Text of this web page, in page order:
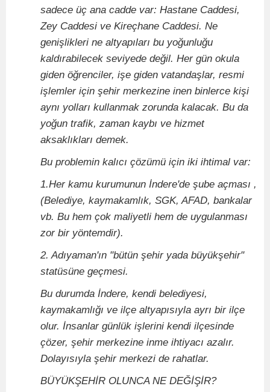
sadece üç ana cadde var: Hastane Caddesi,
Zey Caddesi ve Kireçhane Caddesi. Ne
genişlikleri ne altyapıları bu yoğunluğu
kaldırabilecek seviyede değil. Her gün okula
giden öğrenciler, işe giden vatandaşlar, resmi
işlemler için şehir merkezine inen binlerce kişi
aynı yolları kullanmak zorunda kalacak. Bu da
yoğun trafik, zaman kaybı ve hizmet
aksaklıkları demek.
Bu problemin kalıcı çözümü için iki ihtimal var:
1.Her kamu kurumunun İndere'de şube açması ,
(Belediye, kaymakamlık, SGK, AFAD, bankalar
vb. Bu hem çok maliyetli hem de uygulanması
zor bir yöntemdir).
2. Adıyaman'ın "bütün şehir yada büyükşehir"
statüsüne geçmesi.
Bu durumda İndere, kendi belediyesi,
kaymakamlığı ve ilçe altyapısıyla ayrı bir ilçe
olur. İnsanlar günlük işlerini kendi ilçesinde
çözer, şehir merkezine inme ihtiyacı azalır.
Dolayısıyla şehir merkezi de rahatlar.
BÜYÜKŞEHİR OLUNCA NE DEĞİŞİR?